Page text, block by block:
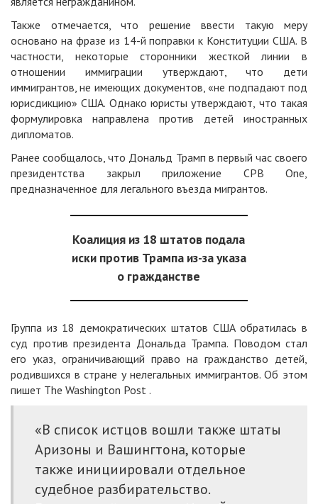
Также отмечается, что решение ввести такую меру
основано на фразе из 14-й поправки к Конституции США. В
частности, некоторые сторонники жесткой линии в
отношении иммиграции утверждают, что дети
иммигрантов, не имеющих документов, «не подпадают под
юрисдикцию» США. Однако юристы утверждают, что такая
формулировка направлена против детей иностранных
дипломатов.
Ранее сообщалось, что Дональд Трамп в первый час своего
президентства закрыл приложение CPB One,
предназначенное для легального въезда мигрантов.
Коалиция из 18 штатов подала
иски против Трампа из-за указа
о гражданстве
Группа из 18 демократических штатов США обратилась в
суд против президента Дональда Трампа. Поводом стал
его указ, ограничивающий право на гражданство детей,
родившихся в стране у нелегальных иммигрантов. Об этом
пишет The Washington Post .
«В список истцов вошли также штаты
Аризоны и Вашингтона, которые
также инициировали отдельное
судебное разбирательство.